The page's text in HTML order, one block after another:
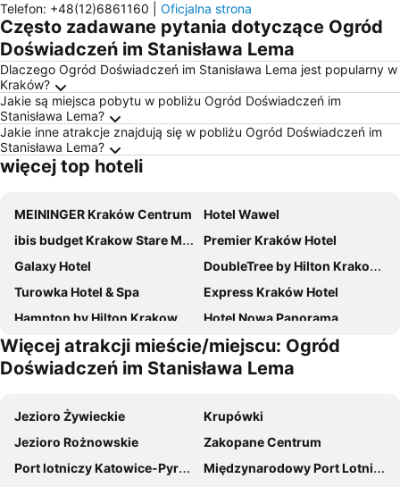
Telefon: +48(12)6861160 Oficjalna strona
Często zadawane pytania dotyczące Ogród
Doświadczeń im Stanisława Lema
Dlaczego Ogród Doświadczeń im Stanisława Lema jest popularny w
Kraków?
Jakie są miejsca pobytu w pobliżu Ogród Doświadczeń im
Stanisława Lema?
Jakie inne atrakcje znajdują się w pobliżu Ogród Doświadczeń im
Stanisława Lema?
więcej top hoteli
MEININGER Kraków Centrum
Hotel Wawel
ibis budget Krakow Stare Miasto
Premier Kraków Hotel
Galaxy Hotel
DoubleTree by Hilton Krakow Hotel & Convention Center
Turowka Hotel & Spa
Express Kraków Hotel
Hampton by Hilton Krakow
Hotel Nowa Panorama
Hotel Swing
Novotel Krakow City West
Metropolo Krakow by Golden Tulip
Q Hotel Plus Kraków
Campanile Krakow
B&B HOTEL Kraków Centrum
Ibis Styles Krakow Centrum
Qubus Hotel Kraków
Radisson Blu Hotel, Krakow
ibis Krakow Centrum
Więcej atrakcji mieście/miejscu: Ogród
Doświadczeń im Stanisława Lema
Jezioro Żywieckie
Krupówki
Jezioro Rożnowskie
Zakopane Centrum
Port lotniczy Katowice-Pyrzowice
Międzynarodowy Port Lotniczy im Jana Pawła II